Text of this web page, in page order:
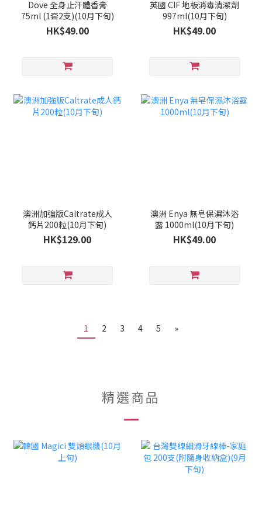
Dove 全身止汗體香膏
75ml (1套2支)(10月下旬)
HK$49.00
英國 CIF 地板消毒清潔劑
997ml(10月下旬)
HK$49.00
澳洲加強版Caltrate成人
鈣片200粒(10月下旬)
HK$129.00
澳洲 Enya 無皂保濕沐浴
露 1000ml(10月下旬)
HK$49.00
1 2 3 4 5 »
精選商品